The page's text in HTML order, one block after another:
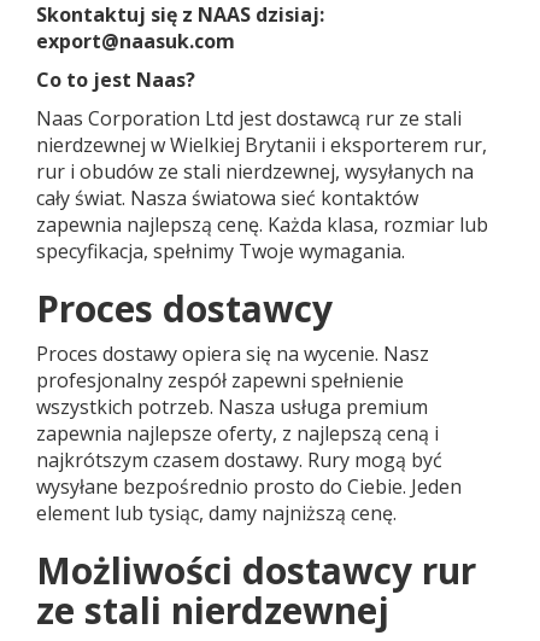
Skontaktuj się z NAAS dzisiaj:
export@naasuk.com
Co to jest Naas?
Naas Corporation Ltd jest dostawcą rur ze stali
nierdzewnej w Wielkiej Brytanii i eksporterem rur,
rur i obudów ze stali nierdzewnej, wysyłanych na
cały świat. Nasza światowa sieć kontaktów
zapewnia najlepszą cenę. Każda klasa, rozmiar lub
specyfikacja, spełnimy Twoje wymagania.
Proces dostawcy
Proces dostawy opiera się na wycenie. Nasz
profesjonalny zespół zapewni spełnienie
wszystkich potrzeb. Nasza usługa premium
zapewnia najlepsze oferty, z najlepszą ceną i
najkrótszym czasem dostawy. Rury mogą być
wysyłane bezpośrednio prosto do Ciebie. Jeden
element lub tysiąc, damy najniższą cenę.
Możliwości dostawcy rur
ze stali nierdzewnej